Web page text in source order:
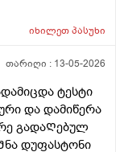
იხილეთპასუხი
თარიღი : 13-05-2026
ტესტი
და დამიწერა
გადაᲦებულ
დუფასტონი